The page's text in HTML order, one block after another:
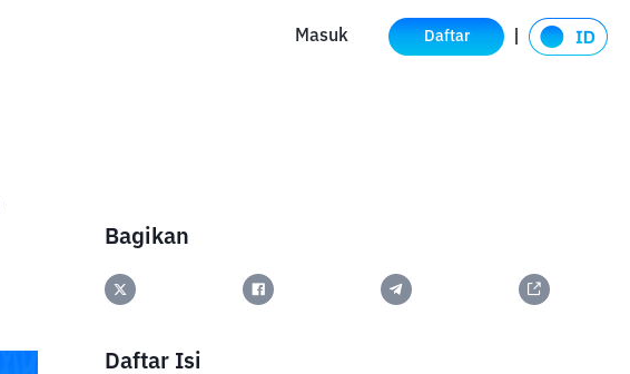
Masuk Daftar
Bagikan
Daftar Isi